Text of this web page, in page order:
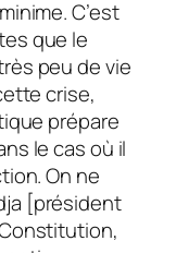
C’est
que le
peu de vie
crise,
prépare
le cas où il
On ne
[président
Constitution,